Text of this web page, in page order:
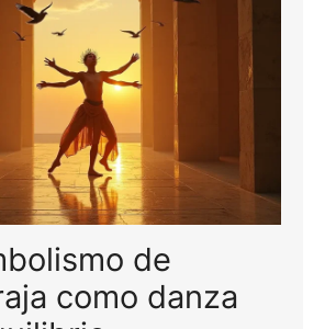
de
como danza